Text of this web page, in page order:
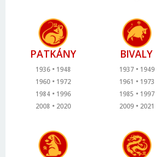
PATKÁNY
1936
1948
1960
1972
1984
1996
2008
2020
BIVALY
1937
1949
1961
1973
1985
1997
2009
2021